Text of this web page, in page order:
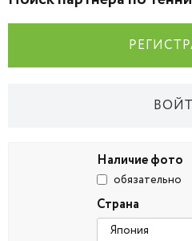
Наличие фото
обязательно
Страна